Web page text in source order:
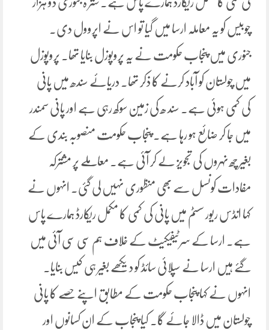
چوبیس کو یہ معاملہ ارسا میں گیا تو اس نے اپروول دی۔
جنوری میں پنجاب حکومت نے یہ پروپوزل بنایا تھا۔ پروپوزل
میں چولستان کو آباد کرنے کا ذکر تھا۔ دریائے سندھ میں پانی
کی کمی ہوئی ہے۔ سند ھ کی زمین سوکھ رہی ہے اور پانی سمندر
میں جا کر ضائع ہو رہا ہے۔ پنجاب حکومت منصوبہ بندی کے
بغیر چھ نہروں کی تجویز لے کر آئی ہے۔ معاملے پر مشترکہ
مفادات کونسل سے بھی منظوری نہیں لی گئی۔ انہوں نے
کہا انڈس ریور سسٹم میں پانی کی کمی کا مکمل ریکارڈ ہمارے پاس
ہے۔ ارسا کے سرٹیفیکیٹ کے خلاف ہم سی سی آئی میں
گئے ہیں ارسا نے سپلائی سائڈ کو دیکھے بغیر ہی کیس بنایا۔
انہوں نے کہا پنجاب حکومت کے مطابق اپنے حصے کا پانی
چولستان میں ڈالا جائے گا۔ کیا پنجاب کے ان کسانوں اور